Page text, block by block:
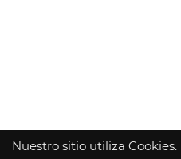
Nuestro sitio utiliza